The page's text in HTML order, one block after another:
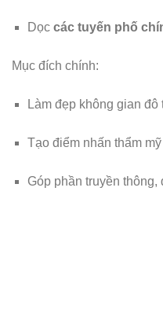
Dọc các tuyến phố
Mục đích chính:
Làm đẹp không gian
Tạo điểm nhấn thẩm
Góp phần truyền